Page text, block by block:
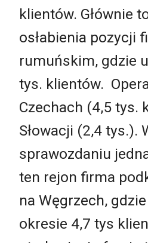
klientów. Głównie
osłabienia pozycji
rumuńskim, gdzie
tys. klientów.
Czechach (4,5 tys.
Słowacji (2,4 tys.).
sprawozdaniu
ten rejon firma
na Węgrzech,
okresie 4,7 tys